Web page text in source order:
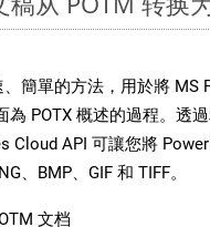
簡單的方法，用於將 MS
POTX 概述的過程。透
Cloud API 可讓您將
、BMP、GIF 和 TIFF。
文档